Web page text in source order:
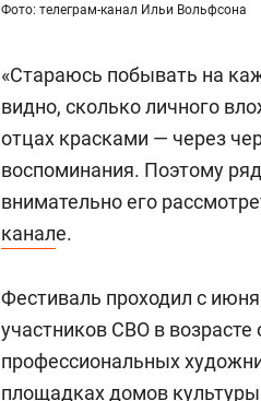
Фото: телеграм-канал Ильи Вольфсона
«Стараюсь побывать на
видно, сколько личного
отцах красками — через
воспоминания. Поэтому
внимательно его
канале.
Фестиваль проходил с
участников СВО в
профессиональных
площадках домов